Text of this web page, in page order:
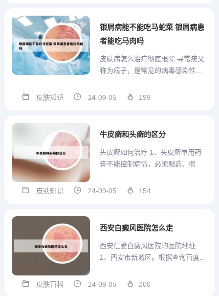
的表现，所以白癜风没有明确的遗
银屑病能不能吃马蛇菜 银屑病患
者能吃马肉吗
皮肤病怎么治疗彻底根除 寻常疣又
称为瘊子，是常见的病毒感染性皮
根除的，建议如下：第建议可以口
力，虽然不可以杀灭病毒或者病
疗...
皮肤知识 24-09-05 199
牛皮癣和头癣的区分
头皮癣如何治疗 1、头皮癣单用药
膏不能控制病情，必须服药、擦
才能彻底治疗。因为头皮癣即头部
所以，一旦发现，应尽量剪短头
洗...
皮肤知识 24-09-05 154
西安白癜风医院怎么走
西安仁爱白癜风医院的医院地址
1、西安市新城区。根据查询百度地
爱地址位于陕西省西安市新城区长
皮肤百科 24-09-05 200